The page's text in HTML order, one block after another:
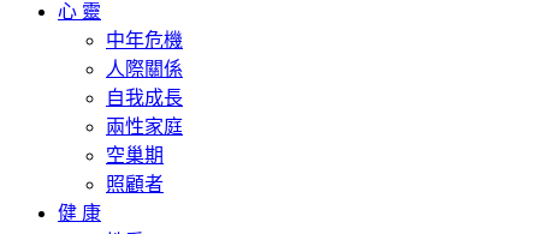
心 靈
中年危機
人際關係
自我成長
兩性家庭
空巢期
照顧者
健 康